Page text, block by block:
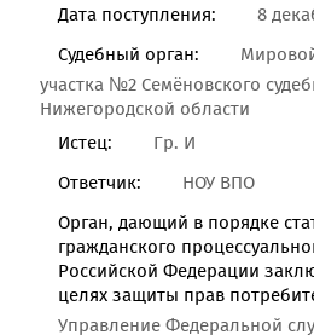
Дата поступления:
8
Судебный орган:
участка №2 Семёновского
Нижегородской области
Истец:
Гр. И
Ответчик:
НОУ ВПО
Орган, дающий в порядке
гражданского
Российской Федерации
целях защиты прав
Управление Федеральной